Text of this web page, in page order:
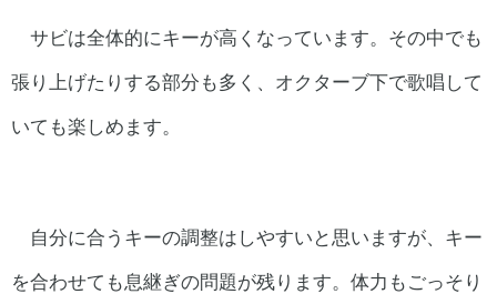
サビは全体的にキーが高くなっています。その中でも
張り上げたりする部分も多く、オクターブ下で歌唱して
いても楽しめます。
自分に合うキーの調整はしやすいと思いますが、キー
を合わせても息継ぎの問題が残ります。体力もごっそり